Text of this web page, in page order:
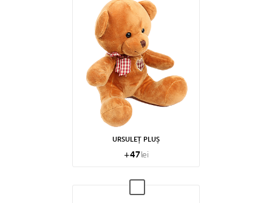
URSULEȚ PLUȘ
+47lei